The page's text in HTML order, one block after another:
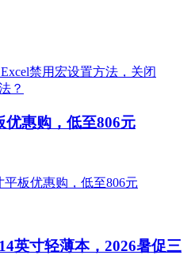
优惠购，低至806元
英寸轻薄本，2026暑促三